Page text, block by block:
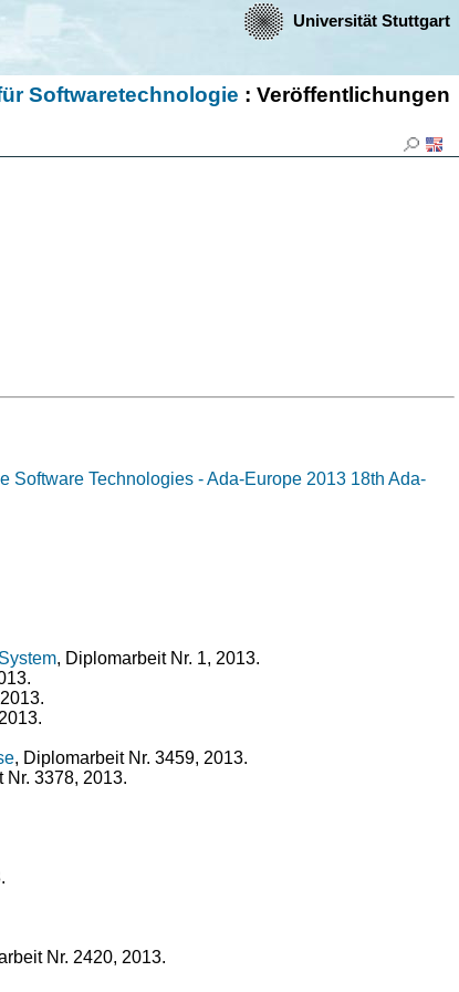
Universität Stuttgart
Softwaretechnologie : Veröffentlichungen
Software Technologies - Ada-Europe 2013 18th Ada-
, Diplomarbeit Nr. 1, 2013.
, Diplomarbeit Nr. 3459, 2013.
Nr. 3378, 2013.
Nr. 2420, 2013.